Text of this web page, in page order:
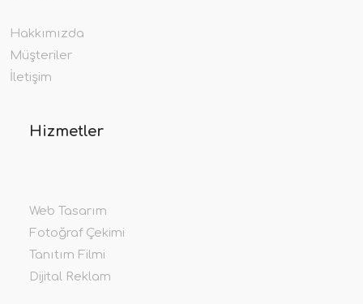
Hakkımızda
Müşteriler
İletişim
Hizmetler
Web Tasarım
Fotoğraf Çekimi
Tanıtım Filmi
Dijital Reklam